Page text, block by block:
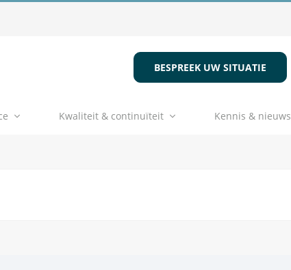
BESPREEK UW SITUATIE
Kwaliteit & continuïteit Kennis & nieuws